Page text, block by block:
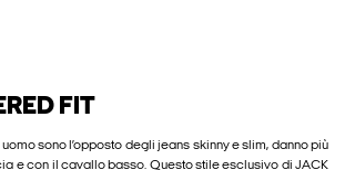
FIT
sono l’opposto degli jeans skinny e slim, danno più
e con il cavallo basso. Questo stile esclusivo di JACK